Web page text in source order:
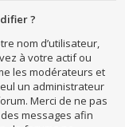
?
nom d’utilisateur,
à votre actif ou
les modérateurs et
un administrateur
Merci de ne pas
messages afin